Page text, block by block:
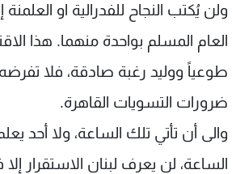
ولن يُكتب النجاح للفدرالية او العلمنة
العام المسلم بواحدة منهما. هذا
طوعياً ووليد رغبة صادقة، فلا
ضرورات التسويات القاهرة.
والى أن تأتي تلك الساعة، ولا أحد
الساعة، لن يعرف لبنان الاستقرار
البرامج
شاهد البرامج
الترددات